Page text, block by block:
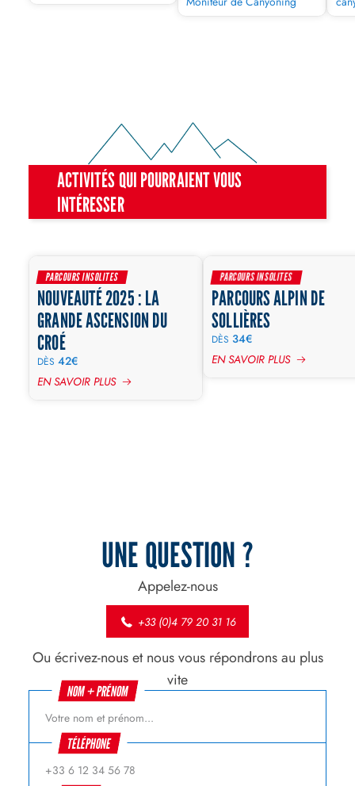
ACTIVITÉS QUI POURRAIENT VOUS
INTÉRESSER
1/2 JOURNÉE
PARCOURS INSOLITES
NOUVEAUTÉ 2025 : LA
GRANDE ASCENSION DU
CROÉ
DÈS42€
EN SAVOIR PLUS
PARCOURS INSOLITES
PARCOURS ALPIN DE
SOLLIÈRES
DÈS34€
EN SAVOIR PLUS
UNE QUESTION ?
Appelez-nous
+33 (0)4 79 20 31 16
Ou écrivez-nous et nous vous répondrons au plus
vite
NOM + PRÉNOM
TÉLÉPHONE